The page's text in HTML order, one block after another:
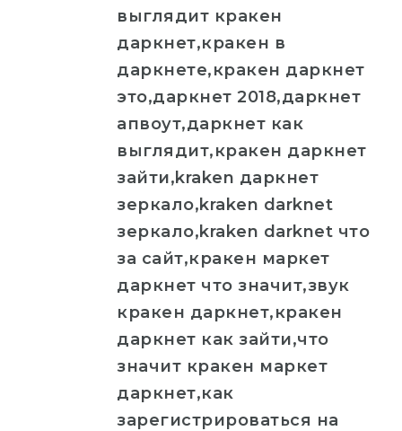
выглядит кракен
даркнет,кракен в
даркнете,кракен даркнет
это,даркнет 2018,даркнет
апвоут,даркнет как
выглядит,кракен даркнет
зайти,kraken даркнет
зеркало,kraken darknet
зеркало,kraken darknet что
за сайт,кракен маркет
даркнет что значит,звук
кракен даркнет,кракен
даркнет как зайти,что
значит кракен маркет
даркнет,как
зарегистрироваться на